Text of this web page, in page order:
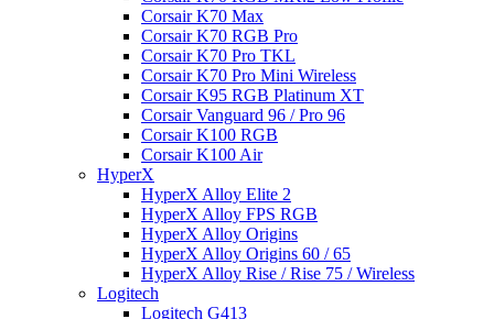
Corsair K70 Max
Corsair K70 RGB Pro
Corsair K70 Pro TKL
Corsair K70 Pro Mini Wireless
Corsair K95 RGB Platinum XT
Corsair Vanguard 96 / Pro 96
Corsair K100 RGB
Corsair K100 Air
HyperX
HyperX Alloy Elite 2
HyperX Alloy FPS RGB
HyperX Alloy Origins
HyperX Alloy Origins 60 / 65
HyperX Alloy Rise / Rise 75 / Wireless
Logitech
Logitech G413